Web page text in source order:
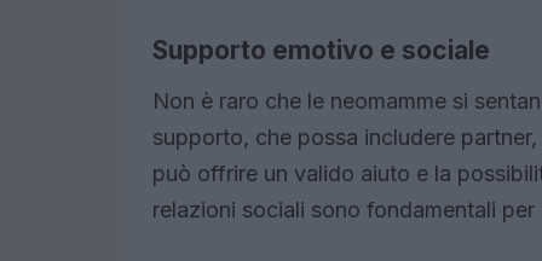
Supporto emotivo e sociale
Non è raro che le neomamme si
supporto, che possa includere
può offrire un valido aiuto e la
relazioni sociali sono fondamentali